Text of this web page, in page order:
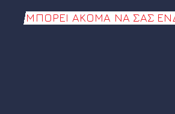
ΜΠΟΡΕΊ ΑΚΌΜΑ ΝΑ ΣΑΣ